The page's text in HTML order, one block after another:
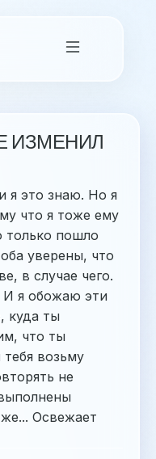
ИЗМЕНИЛ
я это знаю. Но я
что я тоже ему
только пошло
уверены, что
в случае чего.
я обожаю эти
куда ты
что ты
возьму
не
Освежает